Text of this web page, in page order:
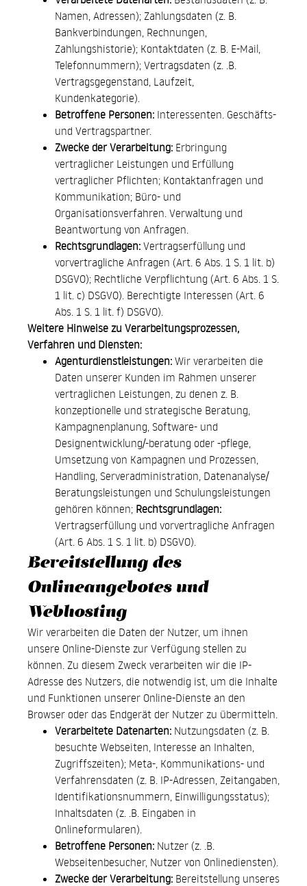
Namen, Adressen); Zahlungsdaten (z. B.
Bankverbindungen, Rechnungen,
Zahlungshistorie); Kontaktdaten (z. B. E-Mail,
Telefonnummern); Vertragsdaten (z. .B.
Vertragsgegenstand, Laufzeit,
Kundenkategorie).
Betroffene Personen: Interessenten. Geschäfts-
und Vertragspartner.
Zwecke der Verarbeitung: Erbringung
vertraglicher Leistungen und Erfüllung
vertraglicher Pflichten; Kontaktanfragen und
Kommunikation; Büro- und
Organisationsverfahren. Verwaltung und
Beantwortung von Anfragen.
Rechtsgrundlagen: Vertragserfüllung und
vorvertragliche Anfragen (Art. 6 Abs. 1 S. 1 lit. b)
DSGVO); Rechtliche Verpflichtung (Art. 6 Abs. 1 S.
1 lit. c) DSGVO). Berechtigte Interessen (Art. 6
Abs. 1 S. 1 lit. f) DSGVO).
Weitere Hinweise zu Verarbeitungsprozessen,
Verfahren und Diensten:
Agenturdienstleistungen: Wir verarbeiten die
Daten unserer Kunden im Rahmen unserer
vertraglichen Leistungen, zu denen z. B.
konzeptionelle und strategische Beratung,
Kampagnenplanung, Software- und
Designentwicklung/-beratung oder -pflege,
Umsetzung von Kampagnen und Prozessen,
Handling, Serveradministration, Datenanalyse/
Beratungsleistungen und Schulungsleistungen
gehören können; Rechtsgrundlagen:
Vertragserfüllung und vorvertragliche Anfragen
(Art. 6 Abs. 1 S. 1 lit. b) DSGVO).
Bereitstellung des
Onlineangebotes und
Webhosting
Wir verarbeiten die Daten der Nutzer, um ihnen
unsere Online-Dienste zur Verfügung stellen zu
können. Zu diesem Zweck verarbeiten wir die IP-
Adresse des Nutzers, die notwendig ist, um die Inhalte
und Funktionen unserer Online-Dienste an den
Browser oder das Endgerät der Nutzer zu übermitteln.
Verarbeitete Datenarten: Nutzungsdaten (z. B.
besuchte Webseiten, Interesse an Inhalten,
Zugriffszeiten); Meta-, Kommunikations- und
Verfahrensdaten (z. B. IP-Adressen, Zeitangaben,
Identifikationsnummern, Einwilligungsstatus);
Inhaltsdaten (z. .B. Eingaben in
Onlineformularen).
Betroffene Personen: Nutzer (z. .B.
Webseitenbesucher, Nutzer von Onlinediensten).
Zwecke der Verarbeitung: Bereitstellung unseres